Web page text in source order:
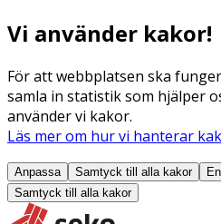
Vi använder kakor!
För att webbplatsen ska
samla in statistik som hjälper
använder vi kakor.
Läs mer om hur vi hanterar
Anpassa Samtyck till alla kakor
Samtyck till alla kakor